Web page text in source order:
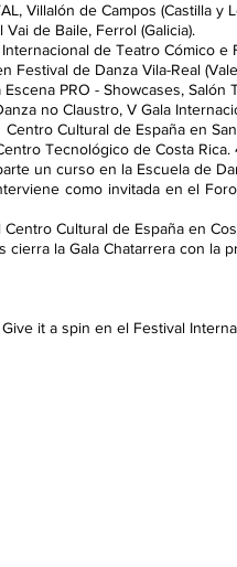
Villalón de Campos (Castilla y
de Baile, Ferrol (Galicia).
de Teatro Cómico e
Festival de Danza Vila-Real
PRO - Showcases, Salón
no Claustro, V Gala
Cultural de España en
Tecnológico de Costa Rica.
un curso en la Escuela de
como invitada en el
Cultural de España en
cierra la Gala Chatarrera con la
Give it a spin en el Festival